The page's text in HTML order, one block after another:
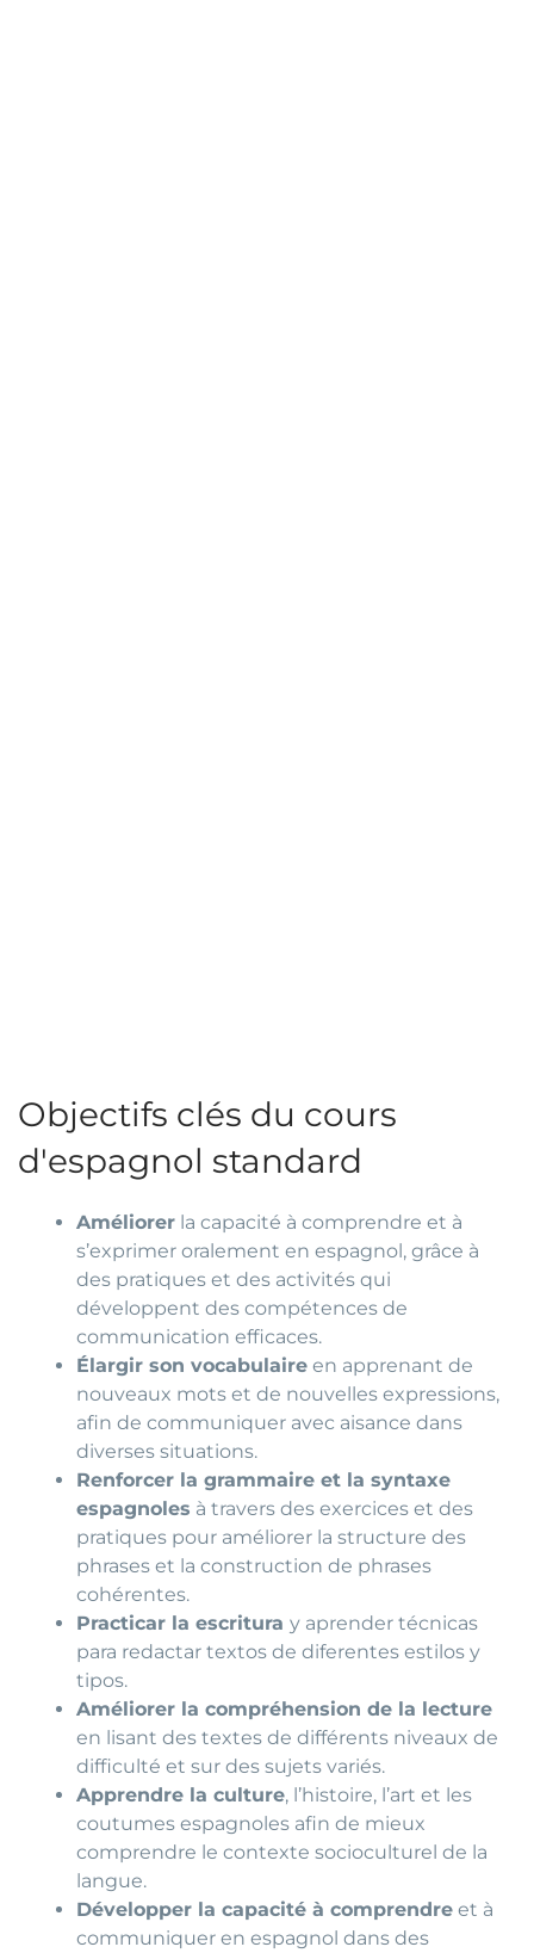
Objectifs clés du cours
d'espagnol standard
Améliorer la capacité à comprendre et à
s’exprimer oralement en espagnol, grâce à
des pratiques et des activités qui
développent des compétences de
communication efficaces.
Élargir son vocabulaire en apprenant de
nouveaux mots et de nouvelles expressions,
afin de communiquer avec aisance dans
diverses situations.
Renforcer la grammaire et la syntaxe
espagnoles à travers des exercices et des
pratiques pour améliorer la structure des
phrases et la construction de phrases
cohérentes.
Practicar la escrituray aprender técnicas
para redactar textos de diferentes estilos y
tipos.
Améliorer la compréhension de la lecture
en lisant des textes de différents niveaux de
difficulté et sur des sujets variés.
Apprendre la culture, l’histoire, l’art et les
coutumes espagnoles afin de mieux
comprendre le contexte socioculturel de la
langue.
Développer la capacité à comprendre et à
communiquer en espagnol dans des